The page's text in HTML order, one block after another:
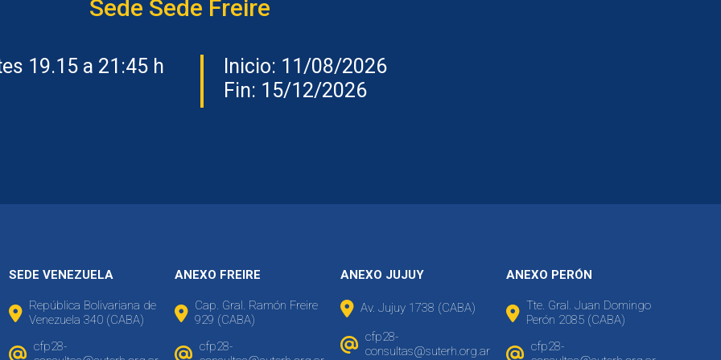
Sede Sede Freire
19.15 a 21:45 h
Inicio: 11/08/2026
Fin: 15/12/2026
SEDE VENEZUELA
República Bolivariana de
Venezuela 340 (CABA)
cfp28-
ANEXO FREIRE
Cap. Gral. Ramón Freire
929 (CABA)
cfp28-
ANEXO JUJUY
Av. Jujuy 1738 (CABA)
cfp28-
consultas@suterh.org.ar
ANEXO PERÓN
Tte. Gral. Juan Domingo
Perón 2085 (CABA)
cfp28-